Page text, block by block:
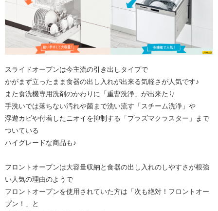
スライドオープンは今主流の引き出しタイプで
かがまず立ったまま食器の出し入れが出来る気軽さが人気です♪
また食洗機専用洗剤のかわりに「重曹洗浄」が出来たり
手洗いでは落ちない汚れや菌まで洗い流す「スチーム洗浄」や
浮遊カビや付着したニオイを抑制する「プラズマクラスター」まで
ついている
ハイグレードな商品も♪
フロントオープンは大容量収納と食器の出し入れのしやすさが根強
い人気の理由のようで
フロントオープンを使用されていた方は「次も絶対！フロントオー
プン！」と